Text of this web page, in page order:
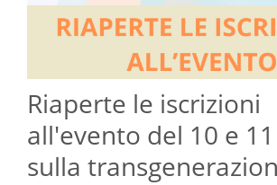
Riaperte le iscrizioni
all'evento del 10 e
sulla